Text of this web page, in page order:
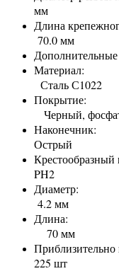
мм
Длина
70.0 мм
Дополнительные
Сталь С1022
Черный,
Острый
PH2
4.2 мм
70 мм
225 шт